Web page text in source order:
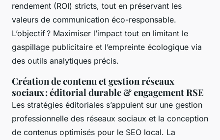
rendement (ROI) stricts, tout en préservant les
valeurs de communication éco-responsable.
L’objectif ? Maximiser l’impact tout en limitant le
gaspillage publicitaire et l’empreinte écologique via
des outils analytiques précis.
Création de contenu et gestion réseaux
sociaux : éditorial durable & engagement RSE
Les stratégies éditoriales s’appuient sur une gestion
professionnelle des réseaux sociaux et la conception
de contenus optimisés pour le SEO local. La